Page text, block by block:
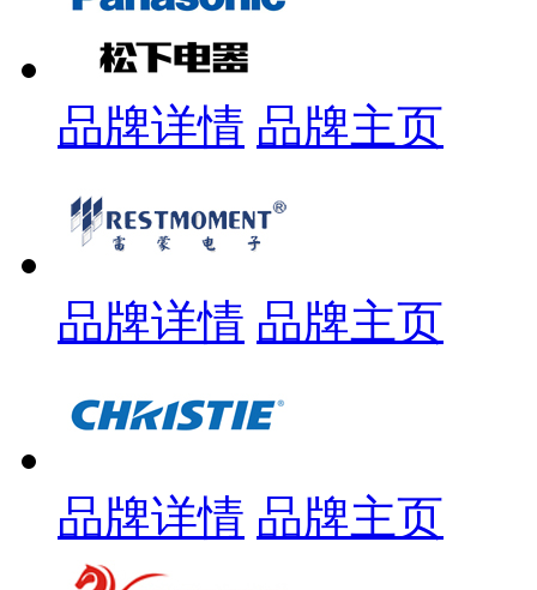
品牌详情 品牌主页
品牌详情 品牌主页
品牌详情 品牌主页